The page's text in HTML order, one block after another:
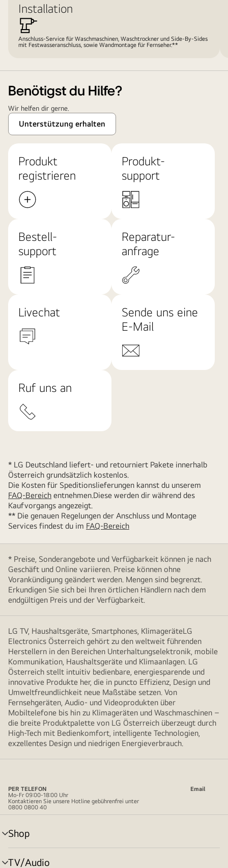
Konzert
ansehen.
„11 Jahre
weltbester
OLED
TV“
auf
dem
erkennbar.
Haftungsausschluss
„Quelle:
Omdia.
Verkaufte
Geräte,
2013–
2023.
Ergebnisse
keine
Empfehlung
Electronics
dar.
diese
Ergebnisse
erfolgt
auf
eigenes
Risiko.
auf https://www.omdia.com/.“
Installation
Anschluss-Service für Waschmaschinen, Waschtrockner und Side-By-Sides
mit Festwasseranschluss, sowie Wandmontage für Fernseher.**
Benötigst du Hilfe?
Wir helfen dir gerne.
Unterstützung erhalten
Produkt
registrieren
Produkt-
support
Bestell-
support
Reparatur-
anfrage
Livechat
Sende uns eine
E-Mail
Ruf uns an
* LG Deutschland liefert- und retourniert Pakete innerhalb
Österreich grundsätzlich kostenlos.
Die Kosten für Speditionslieferungen kannst du unserem
FAQ-Bereich entnehmen.Diese werden dir während des
Kaufvorgangs angezeigt.
** Die genauen Regelungen der Anschluss und Montage
Services findest du im FAQ-Bereich
* Preise, Sonderangebote und Verfügbarkeit können je nach
Geschäft und Online variieren. Preise können ohne
Vorankündigung geändert werden. Mengen sind begrenzt.
Erkundigen Sie sich bei Ihren örtlichen Händlern nach dem
endgültigen Preis und der Verfügbarkeit.
LG TV, Haushaltsgeräte, Smartphones, KlimageräteLG
Electronics Österreich gehört zu den weltweit führenden
Herstellern in den Bereichen Unterhaltungselektronik, mobile
Kommunikation, Haushaltsgeräte und Klimaanlagen. LG
Österreich stellt intuitiv bedienbare, energiesparende und
innovative Produkte her, die in puncto Effizienz, Design und
Umweltfreundlichkeit neue Maßstäbe setzen. Von
Fernsehgeräten, Audio- und Videoprodukten über
Mobiltelefone bis hin zu Klimageräten und Waschmaschinen –
die breite Produktpalette von LG Österreich überzeugt durch
High-Tech mit Bedienkomfort, intelligente Technologien,
exzellentes Design und niedrigen Energieverbrauch.
PER TELEFON
Email
Mo-Fr 09:00-18:00 Uhr
Kontaktieren Sie unsere Hotline gebührenfrei unter
0800 0800 40
Shop
Menü
umschalten
TV/Audio